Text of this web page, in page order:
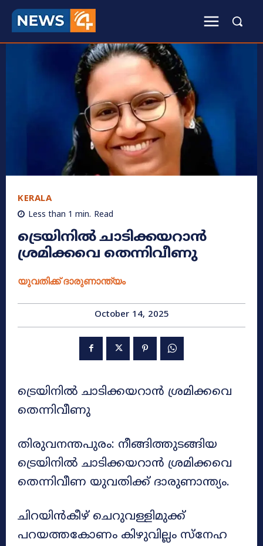
KERALA
Less than 1 min. Read
ട്രെയിനിൽ ചാടിക്കയറാൻ
ശ്രമിക്കവെ തെന്നിവീണു
യുവതിക്ക് ദാരുണാന്ത്യം
October 14, 2025
ട്രെയിനിൽ ചാടിക്കയറാൻ ശ്രമിക്കവെ
തെന്നിവീണു
തിരുവനന്തപുരം: നീങ്ങിത്തുടങ്ങിയ
ട്രെയിനിൽ ചാടിക്കയറാൻ ശ്രമിക്കവെ
തെന്നിവീണ യുവതിക്ക് ദാരുണാന്ത്യം.
ചിറയിൻകീഴ് ചെറുവള്ളിമുക്ക്
പറയത്തകോണം കിഴുവില്ലം സ്‌നേഹ